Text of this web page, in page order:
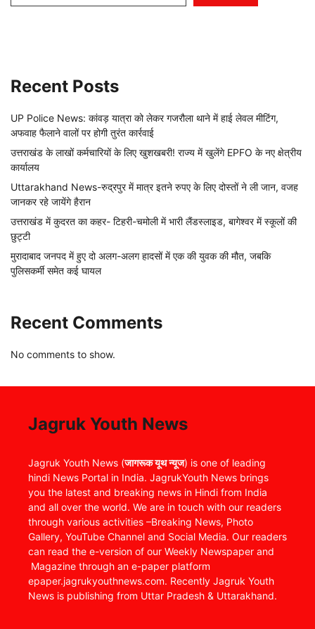
Recent Posts
UP Police News: कांवड़ यात्रा को लेकर गजरौला थाने में हाई लेवल मीटिंग,
अफवाह फैलाने वालों पर होगी तुरंत कार्रवाई
उत्तराखंड के लाखों कर्मचारियों के लिए खुशखबरी! राज्य में खुलेंगे EPFO के नए क्षेत्रीय
कार्यालय
Uttarakhand News-रुद्रपुर में मात्र इतने रुपए के लिए दोस्तों ने ली जान, वजह
जानकर रहे जायेंगे हैरान
उत्तराखंड में कुदरत का कहर- टिहरी-चमोली में भारी लैंडस्लाइड, बागेश्वर में स्कूलों की
छुट्टी
मुरादाबाद जनपद में हुए दो अलग-अलग हादसों में एक की युवक की मौत, जबकि
पुलिसकर्मी समेत कई घायल
Recent Comments
No comments to show.
Jagruk Youth News
Jagruk Youth News (जागरूक यूथ न्यूज) is one of leading
hindi News Portal in India. JagrukYouth News brings
you the latest and breaking news in Hindi from India
and all over the world. We are in touch with our readers
through various activities –Breaking News, Photo
Gallery, YouTube Channel and Social Media. Our readers
can read the e-version of our Weekly Newspaper and
Magazine through an e-paper platform
epaper.jagrukyouthnews.com. Recently Jagruk Youth
News is publishing from Uttar Pradesh & Uttarakhand.